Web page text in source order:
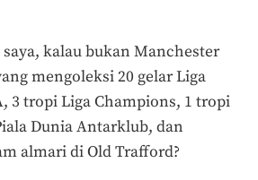
kalau bukan Manchester
mengoleksi 20 gelar Liga
3 tropi Liga Champions, 1 tropi
Dunia Antarklub, dan
almari di Old Trafford?